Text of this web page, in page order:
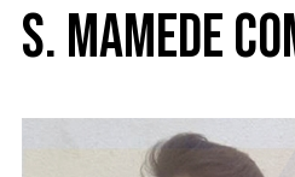
S. Mamede